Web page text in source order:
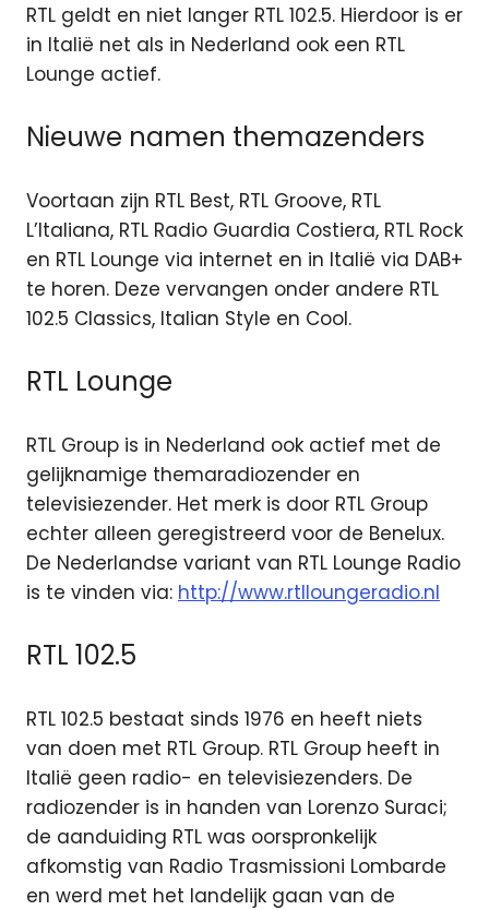
RTL geldt en niet langer RTL 102.5. Hierdoor is er
in Italië net als in Nederland ook een RTL
Lounge actief.
Nieuwe namen themazenders
Voortaan zijn RTL Best, RTL Groove, RTL
L’Italiana, RTL Radio Guardia Costiera, RTL Rock
en RTL Lounge via internet en in Italië via DAB+
te horen. Deze vervangen onder andere RTL
102.5 Classics, Italian Style en Cool.
RTL Lounge
RTL Group is in Nederland ook actief met de
gelijknamige themaradiozender en
televisiezender. Het merk is door RTL Group
echter alleen geregistreerd voor de Benelux.
De Nederlandse variant van RTL Lounge Radio
is te vinden via: http://www.rtlloungeradio.nl
RTL 102.5
RTL 102.5 bestaat sinds 1976 en heeft niets
van doen met RTL Group. RTL Group heeft in
Italië geen radio- en televisiezenders. De
radiozender is in handen van Lorenzo Suraci;
de aanduiding RTL was oorspronkelijk
afkomstig van Radio Trasmissioni Lombarde
en werd met het landelijk gaan van de